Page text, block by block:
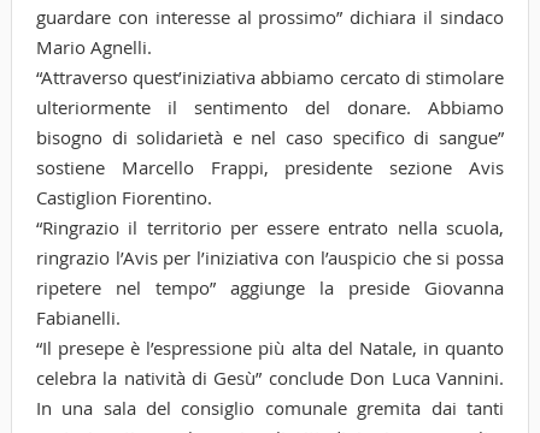
guardare con interesse al prossimo” dichiara il sindaco
Mario Agnelli.
“Attraverso quest’iniziativa abbiamo cercato di stimolare
ulteriormente il sentimento del donare. Abbiamo
bisogno di solidarietà e nel caso specifico di sangue”
sostiene Marcello Frappi, presidente sezione Avis
Castiglion Fiorentino.
“Ringrazio il territorio per essere entrato nella scuola,
ringrazio l’Avis per l’iniziativa con l’auspicio che si possa
ripetere nel tempo” aggiunge la preside Giovanna
Fabianelli.
“Il presepe è l’espressione più alta del Natale, in quanto
celebra la natività di Gesù” conclude Don Luca Vannini.
In una sala del consiglio comunale gremita dai tanti